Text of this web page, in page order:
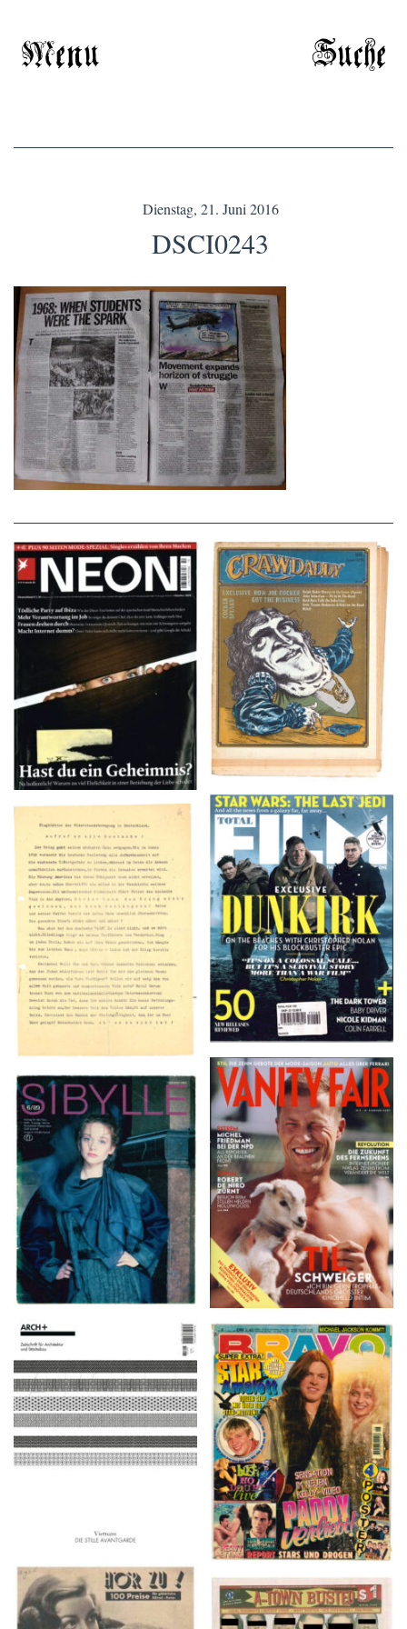
Menu Suche
Dienstag, 21. Juni 2016
DSCI0243
NEON – OKTOBER
2008
Crawdaddy – June/11/72
TOTAL FILM #260 –
SUMMER 2017
Flugblätter der Weissen
Rose – V, Januar 1943
VANITY FAIR – Nr. 7 –
8. Februar 2007
SIBYLLE 6/89
ARCH+ Nr. 226, Herbst
2016
BRAVO – Nr. 8, 13. Febr.
1997
HÖR ZU! – 1949,